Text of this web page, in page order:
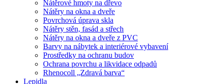
Nátěrové hmoty na dřevo
Nátěry na okna a dveře
Povrchová úprava skla
Nátěry stěn, fasád a střech
Nátěry na okna a dveře z PVC
Barvy na nábytek a interiérové vybavení
Prostředky na ochranu budov
Ochrana povrchu a likvidace odpadů
Rhenocoll „Zdravá barva“
Lepidla